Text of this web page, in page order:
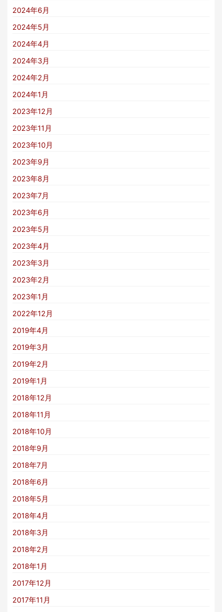
2024年6月
2024年5月
2024年4月
2024年3月
2024年2月
2024年1月
2023年12月
2023年11月
2023年10月
2023年9月
2023年8月
2023年7月
2023年6月
2023年5月
2023年4月
2023年3月
2023年2月
2023年1月
2022年12月
2019年4月
2019年3月
2019年2月
2019年1月
2018年12月
2018年11月
2018年10月
2018年9月
2018年7月
2018年6月
2018年5月
2018年4月
2018年3月
2018年2月
2018年1月
2017年12月
2017年11月